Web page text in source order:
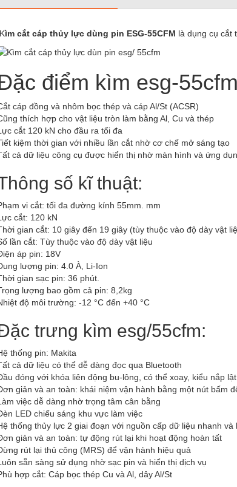
Kìm cắt cáp thủy lực dùng pin ESG-55CFM là dụng cụ cắt
điểm kìm esg-
cáp đồng và nhôm bọc thép và cáp Al/St (ACSR)
thích hợp cho vật liệu tròn làm bằng Al, Cu và thép
cắt 120 kN cho đầu ra tối đa
kiệm thời gian với nhiều lần cắt nhờ cơ chế mở sáng tạo
cả dữ liệu công cụ được hiển thị nhờ màn hình và ứng
số kĩ thuật:
vi cắt: tối đa đường kính 55mm. mm
cắt: 120 kN
gian cắt: 10 giây đến 19 giây (tùy thuộc vào độ dày vật
lần cắt: Tùy thuộc vào độ dày vật liệu
áp pin: 18V
lượng pin: 4.0 À, Li-Ion
gian sạc pin: 36 phút.
lượng bao gồm cả pin: 8,2kg
độ môi trường: -12 °C đến +40 °C
trưng kìm esg/55cfm:
thống pin: Makita
cả dữ liệu có thể dễ dàng đọc qua Bluetooth
đóng với khóa liên động bu-lông, có thể xoay, kiểu nắp lật
giản và an toàn: khái niệm vận hành bằng một nút bấm
việc dễ dàng nhờ trọng tâm cân bằng
LED chiếu sáng khu vực làm việc
thống thủy lực 2 giai đoạn với nguồn cấp dữ liệu nhanh
giản và an toàn: tự động rút lại khi hoạt động hoàn tất
rút lại thủ công (MRS) để vận hành hiệu quả
sẵn sàng sử dụng nhờ sạc pin và hiển thị dịch vụ
hợp cắt: Cáp bọc thép Cu và Al, dây Al/St